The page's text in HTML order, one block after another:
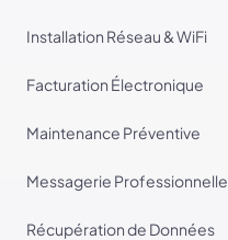
Installation Réseau & WiFi
Facturation Électronique
Maintenance Préventive
Messagerie Professionnelle
Récupération de Données